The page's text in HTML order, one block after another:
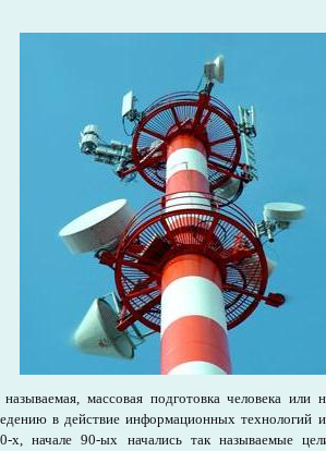
массовая подготовка человека или
в действие информационных технологий
х, начале 90-ых начались так называемые